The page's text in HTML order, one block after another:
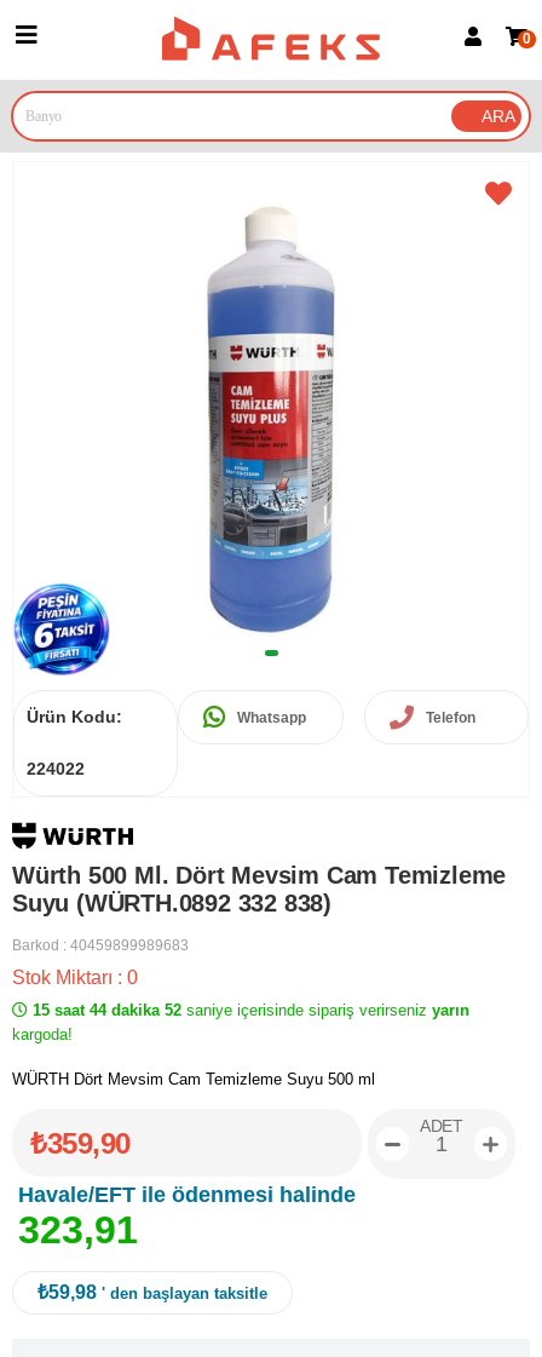
Google İle Bağlan
0
Ürün Kodu:
224022
Whatsapp Telefon
Würth 500 Ml. Dört Mevsim Cam Temizleme
Suyu (WÜRTH.0892 332 838)
Barkod : 40459899989683
Stok Miktarı : 0
15 saat 44 dakika 52 saniye içerisinde sipariş verirseniz yarın
kargoda!
WÜRTH Dört Mevsim Cam Temizleme Suyu 500 ml
₺359,90
Havale/EFT ile ödenmesi halinde
323,91
ADET
₺59,98 ' den başlayan taksitle